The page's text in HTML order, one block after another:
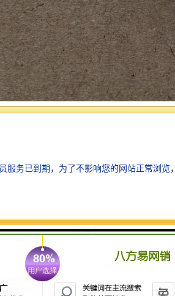
们的直径大于0.1mm时上浮很快，
去除；当直径小于0.09mm，尤其在
这样子的杂质上浮慢，并且上升速度
水中。想不使用挡渣棉和过滤网就
，无论什么手段都很难替代挡渣棉